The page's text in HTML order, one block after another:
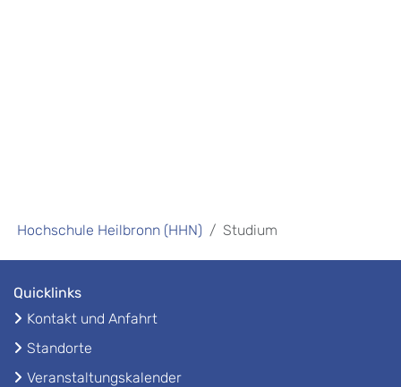
Hochschule Heilbronn (HHN) Studium
Quicklinks
Kontakt und Anfahrt
Standorte
Veranstaltungskalender